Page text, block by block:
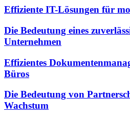
Effiziente IT-Lösungen für
Die Bedeutung eines
Unternehmen
Effizientes
Büros
Die Bedeutung von
Wachstum